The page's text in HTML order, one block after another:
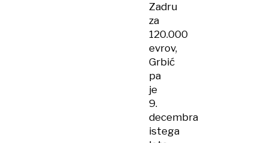
Zadru
za
120.000
evrov,
Grbić
pa
je
9.
decembra
istega